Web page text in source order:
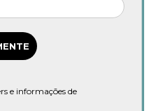
e informações de